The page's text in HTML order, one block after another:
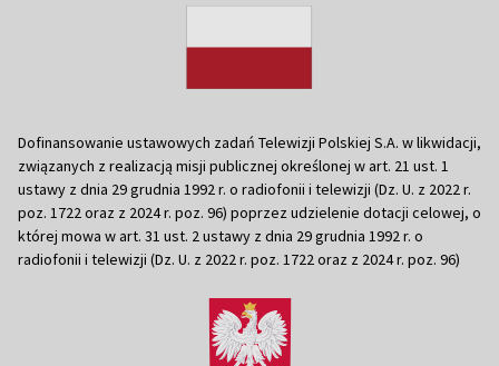
Dofinansowanie ustawowych zadań Telewizji Polskiej S.A. w likwidacji,
związanych z realizacją misji publicznej określonej w art. 21 ust. 1
ustawy z dnia 29 grudnia 1992 r. o radiofonii i telewizji (Dz. U. z 2022 r.
poz. 1722 oraz z 2024 r. poz. 96) poprzez udzielenie dotacji celowej, o
której mowa w art. 31 ust. 2 ustawy z dnia 29 grudnia 1992 r. o
radiofonii i telewizji (Dz. U. z 2022 r. poz. 1722 oraz z 2024 r. poz. 96)